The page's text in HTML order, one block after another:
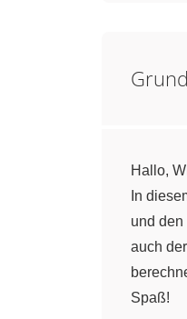
Hallo,
In
und
auch
Spaß!